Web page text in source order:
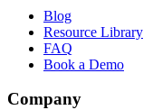
Blog
Resource Library
FAQ
Book a Demo
Company